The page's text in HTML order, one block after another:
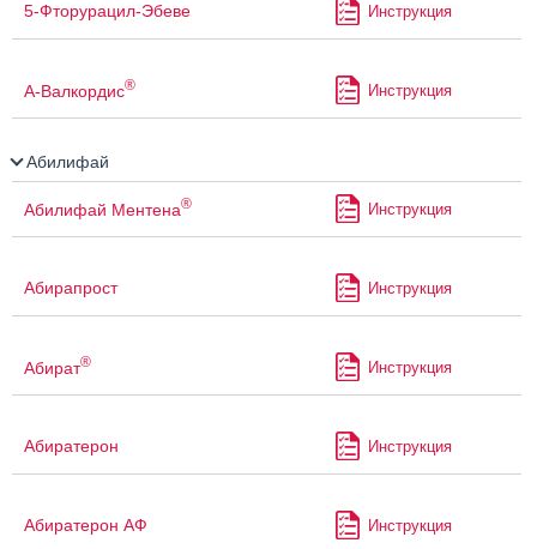
5-Фторурацил-Эбеве Инструкция
А-Валкордис® Инструкция
Абилифай
Абилифай Ментена® Инструкция
Абирапрост Инструкция
Абират® Инструкция
Абиратерон Инструкция
Абиратерон АФ Инструкция